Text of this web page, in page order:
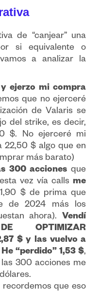
de “canjear” una
si equivalente o
a analizar la
y ejerzo mi compra
que no ejerceré
de Valaris se
del strike, es decir,
$. No ejerceré mi
22,50 $ algo que en
más barato)
300 acciones que
vez vía calls me
$ de prima que
de 2024 más los
ahora). Vendí
OPTIMIZAR
$ y las vuelvo a
“perdido” 1,53 $,
300 acciones me
recordemos que eso